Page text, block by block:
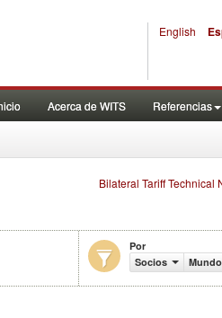
English
Acerca de WITS Referencias
Bilateral Tariff Technical
Por
Socios
Mundo